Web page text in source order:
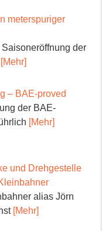
meterspuriger
der
[Mehr]
– BAE-proved
der BAE-
[Mehr]
und Drehgestelle
alias Jörn
[Mehr]